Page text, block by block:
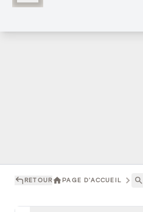
RETOUR PAGE D'ACCUEIL